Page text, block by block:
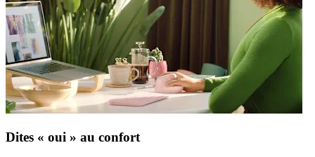
Dites « oui » au confort